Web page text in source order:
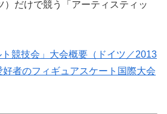
）だけで競う「アーティスティッ
競技会」大会概要（ドイツ／2013
者のフィギュアスケート国際大会